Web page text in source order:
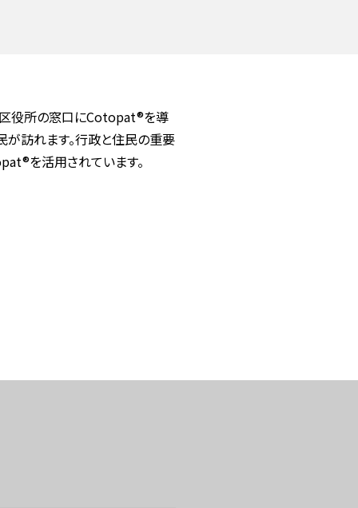
区役所の窓口にCotopat®を導
が訪れます。行政と住民の重要
を活用されています。